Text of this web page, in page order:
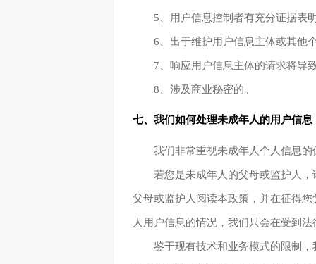
5、用户信息控制者有充分证据表
6、出于维护用户信息主体或其他
7、响应用户信息主体的请求将导
8、涉及商业秘密的。
七、我们如何处理未成年人的用户信息
我们非常重视未成年人个人信息
若您是未成年人的父母或监护人
父母或监护人阅读本政策，并在征得
人用户信息的情况，我们只会在受到
鉴于现有技术和业务模式的限制